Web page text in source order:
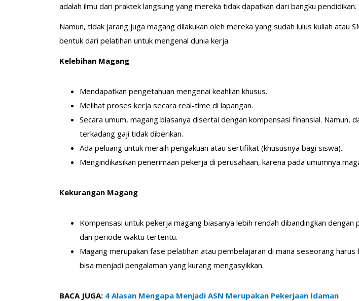
adalah ilmu dari praktek langsung yang mereka tidak dapatkan dari bangku pendidikan.
Namun, tidak jarang juga magang dilakukan oleh mereka yang sudah lulus kuliah atau
bentuk dari pelatihan untuk mengenal dunia kerja.
Kelebihan Magang
Mendapatkan pengetahuan mengenai keahlian khusus.
Melihat proses kerja secara real-time di lapangan.
Secara umum, magang biasanya disertai dengan kompensasi finansial.
terkadang gaji tidak diberikan.
Ada peluang untuk meraih pengakuan atau sertifikat (khususnya bagi siswa).
Mengindikasikan penerimaan pekerja di perusahaan, karena pada umumnya
Kekurangan Magang
Kompensasi untuk pekerja magang biasanya lebih rendah dibandingkan
dan periode waktu tertentu.
Magang merupakan fase pelatihan atau pembelajaran di mana seseorang
bisa menjadi pengalaman yang kurang mengasyikkan.
BACA JUGA: 4 Alasan Mengapa Menjadi ASN Merupakan Pekerjaan Idaman